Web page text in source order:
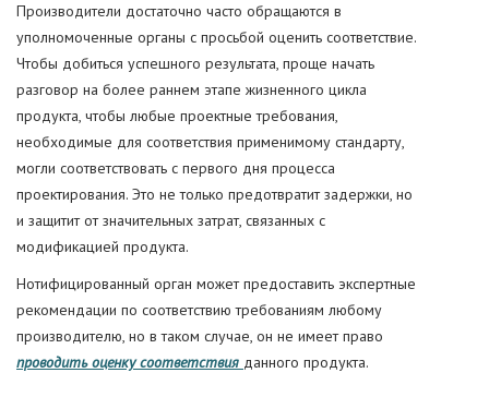
Производители достаточно часто обращаются в
уполномоченные органы с просьбой оценить соответствие.
Чтобы добиться успешного результата, проще начать
разговор на более раннем этапе жизненного цикла
продукта, чтобы любые проектные требования,
необходимые для соответствия применимому стандарту,
могли соответствовать с первого дня процесса
проектирования. Это не только предотвратит задержки, но
и защитит от значительных затрат, связанных с
модификацией продукта.
Нотифицированный орган может предоставить экспертные
рекомендации по соответствию требованиям любому
производителю, но в таком случае, он не имеет право
проводить оценку соответствия данного продукта.